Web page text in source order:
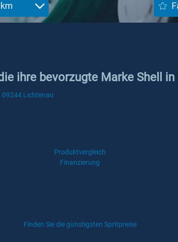
ihre bevorzugte Marke Shell
09244 Lichtenau
Produktvergleich
Finanzierung
Finden Sie die günstigsten Spritpreise